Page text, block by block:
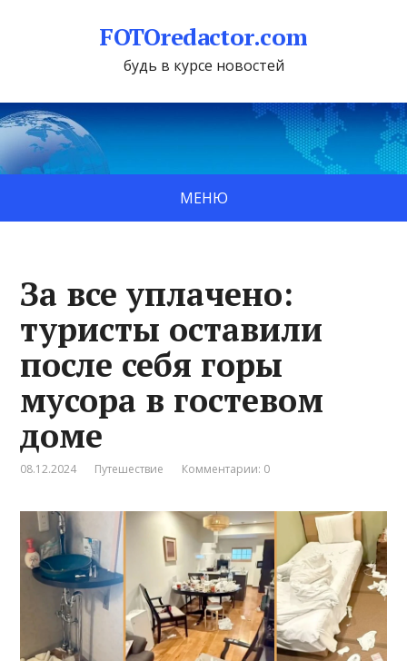
FOTOredactor.com
будь в курсе новостей
МЕНЮ
За все уплачено:
туристы оставили
после себя горы
мусора в гостевом
доме
08.12.2024 Путешествие Комментарии: 0